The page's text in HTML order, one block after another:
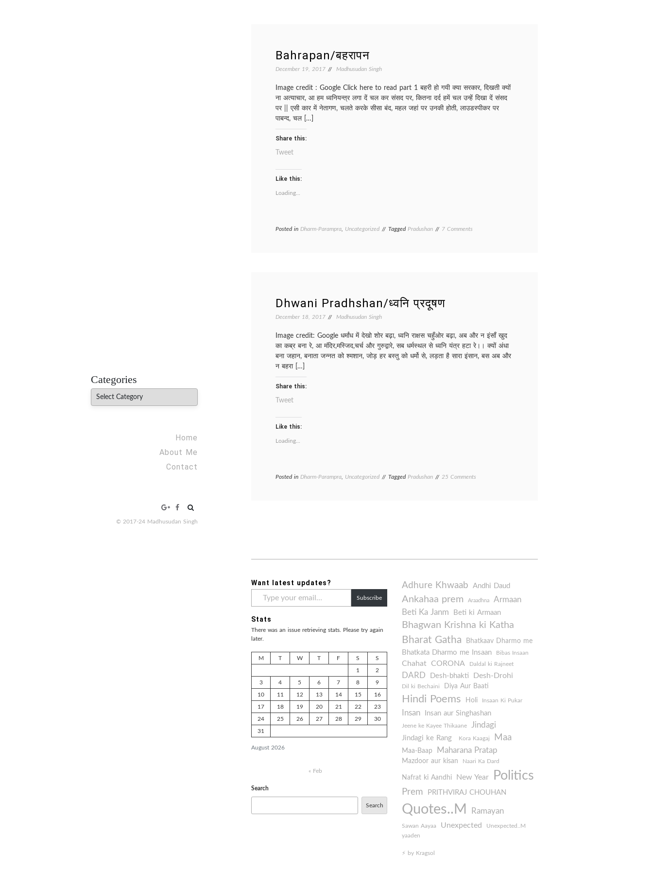
Categories
Categories
Home
About Me
Contact
Search
© 2017-24 Madhusudan Singh
Bahrapan/बहरापन
December 19, 2017 Madhusudan Singh
Image credit : Google Click here to read part 1 बहरी हो गयी क्या सरकार, दिखती क्यों
ना अत्याचार, आ हम ध्वनियन्त्र लगा दें चल कर संसद पर, कितना दर्द हमें चल उन्हें दिखा दें संसद
पर || एसी कार में नेतागण, चलते करके सीसा बंद, महल जहां पर उनकी होती, लाउडस्पीकर पर
पाबन्द, चल […]
Share this:
Tweet
Like this:
Loading...
Posted in Dharm-Parampra Uncategorized Tagged Pradushan 7 Comments
Dhwani Pradhshan/ध्वनि प्रदूषण
December 18, 2017 Madhusudan Singh
Image credit: Google धर्मांध में देखो शोर बढ़ा, ध्वनि राक्षस चहुँओर बढ़ा, अब और न इंसाँ खुद
का कब्र बना रे, आ मंदिर,मस्जिद,चर्च और गुरुद्वारे, सब धर्मस्थल से ध्वनि यंत्र हटा रे।। क्यों अंधा
बना जहान, बनाता जन्नत को श्मशान, जोड़ हर बस्तु को धर्मो से, लड़ता है सारा इंसान, बस अब और
न बहरा […]
Share this:
Tweet
Like this:
Loading...
Posted in Dharm-Parampra Uncategorized Tagged Pradushan 25 Comments
Want latest updates?
Subscribe
Stats
There was an issue retrieving stats. Please try again
later.
August 2026
M T W T F S S
1 2
3 4 5 6 7 8 9
10 11 12 13 14 15 16
17 18 19 20 21 22 23
24 25 26 27 28 29 30
31
« Feb
Search
Search
Adhure Khwaab Andhi Daud
Ankahaa prem Araadhna
Armaan
Beti Ka Janm
Beti ki Armaan
Bhagwan Krishna ki Katha
Bharat Gatha Bhatkaav Dharmo me
Bhatkata Dharmo me Insaan Bibas Insaan
Chahat CORONA Daldal ki Rajneet
DARD Desh-bhakti Desh-Drohi
Dil ki Bechaini Diya Aur Baati
Hindi Poems Holi Insaan Ki Pukar
Insan Insan aur Singhashan
Jeene ke Kayee Thikaane Jindagi
Jindagi ke Rang Kora Kaagaj Maa
Maa-Baap Maharana Pratap
Mazdoor aur kisan Naari Ka Dard
Nafrat ki Aandhi New Year Politics
Prem PRITHVIRAJ CHOUHAN
Quotes..M Ramayan
Sawan Aayaa Unexpected
Unexpected..M
yaaden
⚡️ by Kragsol